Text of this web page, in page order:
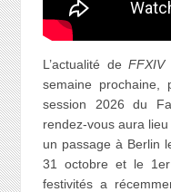
L’actualité deFFXIV
semaine
session 2026 du
rendez-vous aura
un passage à Berlin
31 octobre et le
festivités a